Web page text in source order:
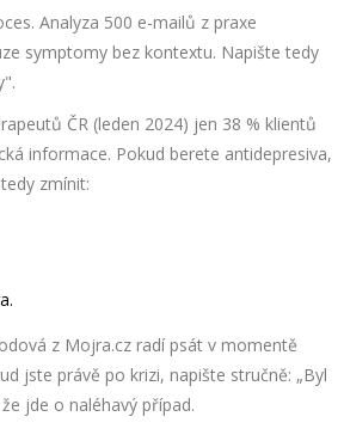
Analyza 500 e-mailů z praxe
symptomy bez kontextu. Napište tedy
ČR (leden 2024) jen 38 % klientů
informace. Pokud berete antidepresiva,
zmínit:
z Mojra.cz radí psát v momentě
jste právě po krizi, napište stručně: „Byl
jde o naléhavý případ.